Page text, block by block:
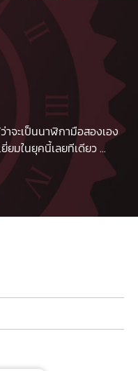
จะเป็นนาฬิกามือสองเอง
ยมในยุคนี้เลยทีเดียว...